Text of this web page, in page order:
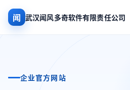
闻 武汉闻风多奇软件有限责任公司
企业官方网站